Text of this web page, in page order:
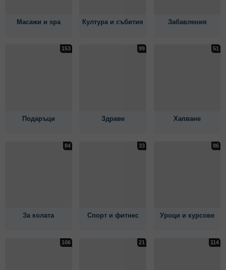
Масажи и spa Култура и събития Забавления
Подаръци Здраве Хапване
За колата Спорт и фитнес Уроци и курсове